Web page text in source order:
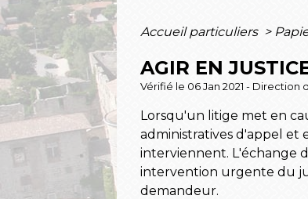
Accueil particuliers >
AGIR EN
Vérifié le 06 Jan 2021 -
Lorsqu'un litige met en
administratives d'appel et
interviennent. L'échange
intervention urgente du
demandeur.